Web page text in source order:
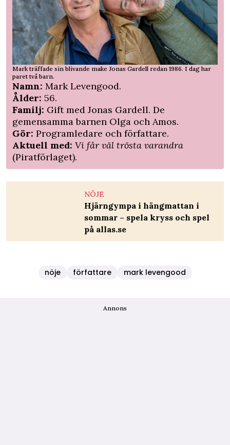
Mark träffade sin blivande make Jonas Gardell redan 1986. I dag har
paret två barn.
Namn: Mark Levengood.
Ålder: 56.
Familj: Gift med Jonas Gardell. De
gemensamma barnen Olga och Amos.
Gör: Programledare och författare.
Aktuell med: Vi får väl trösta varandra
(Piratförlaget).
NÖJE
Hjärngympa i hängmattan i
sommar – spela kryss och spel
på allas.se
nöje författare mark levengood
Annons